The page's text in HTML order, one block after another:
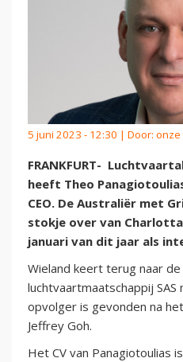
5 juni 2023 - 12:30 | Door: onze
FRANKFURT-
heeft Theo
CEO. De Australiër met
stokje over van
januari van dit jaar als
Wieland keert terug naar de
luchtvaartmaatschappij
opvolger is gevonden na
Jeffrey Goh.
Het CV van Panagiotoulias